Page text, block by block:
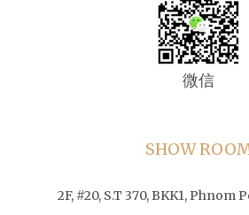
微信
SHOW
2F, #20, S.T 370, BKK1, Phnom